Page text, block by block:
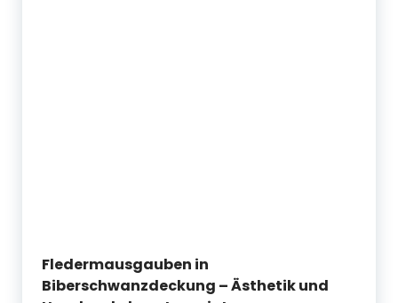
Fledermausgauben in
Biberschwanzdeckung – Ästhetik und